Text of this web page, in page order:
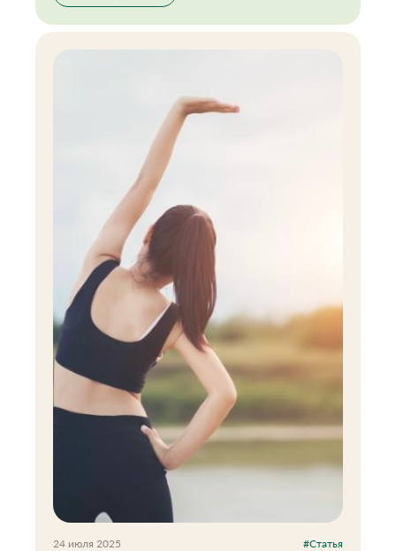
24 июля 2025 #Статья